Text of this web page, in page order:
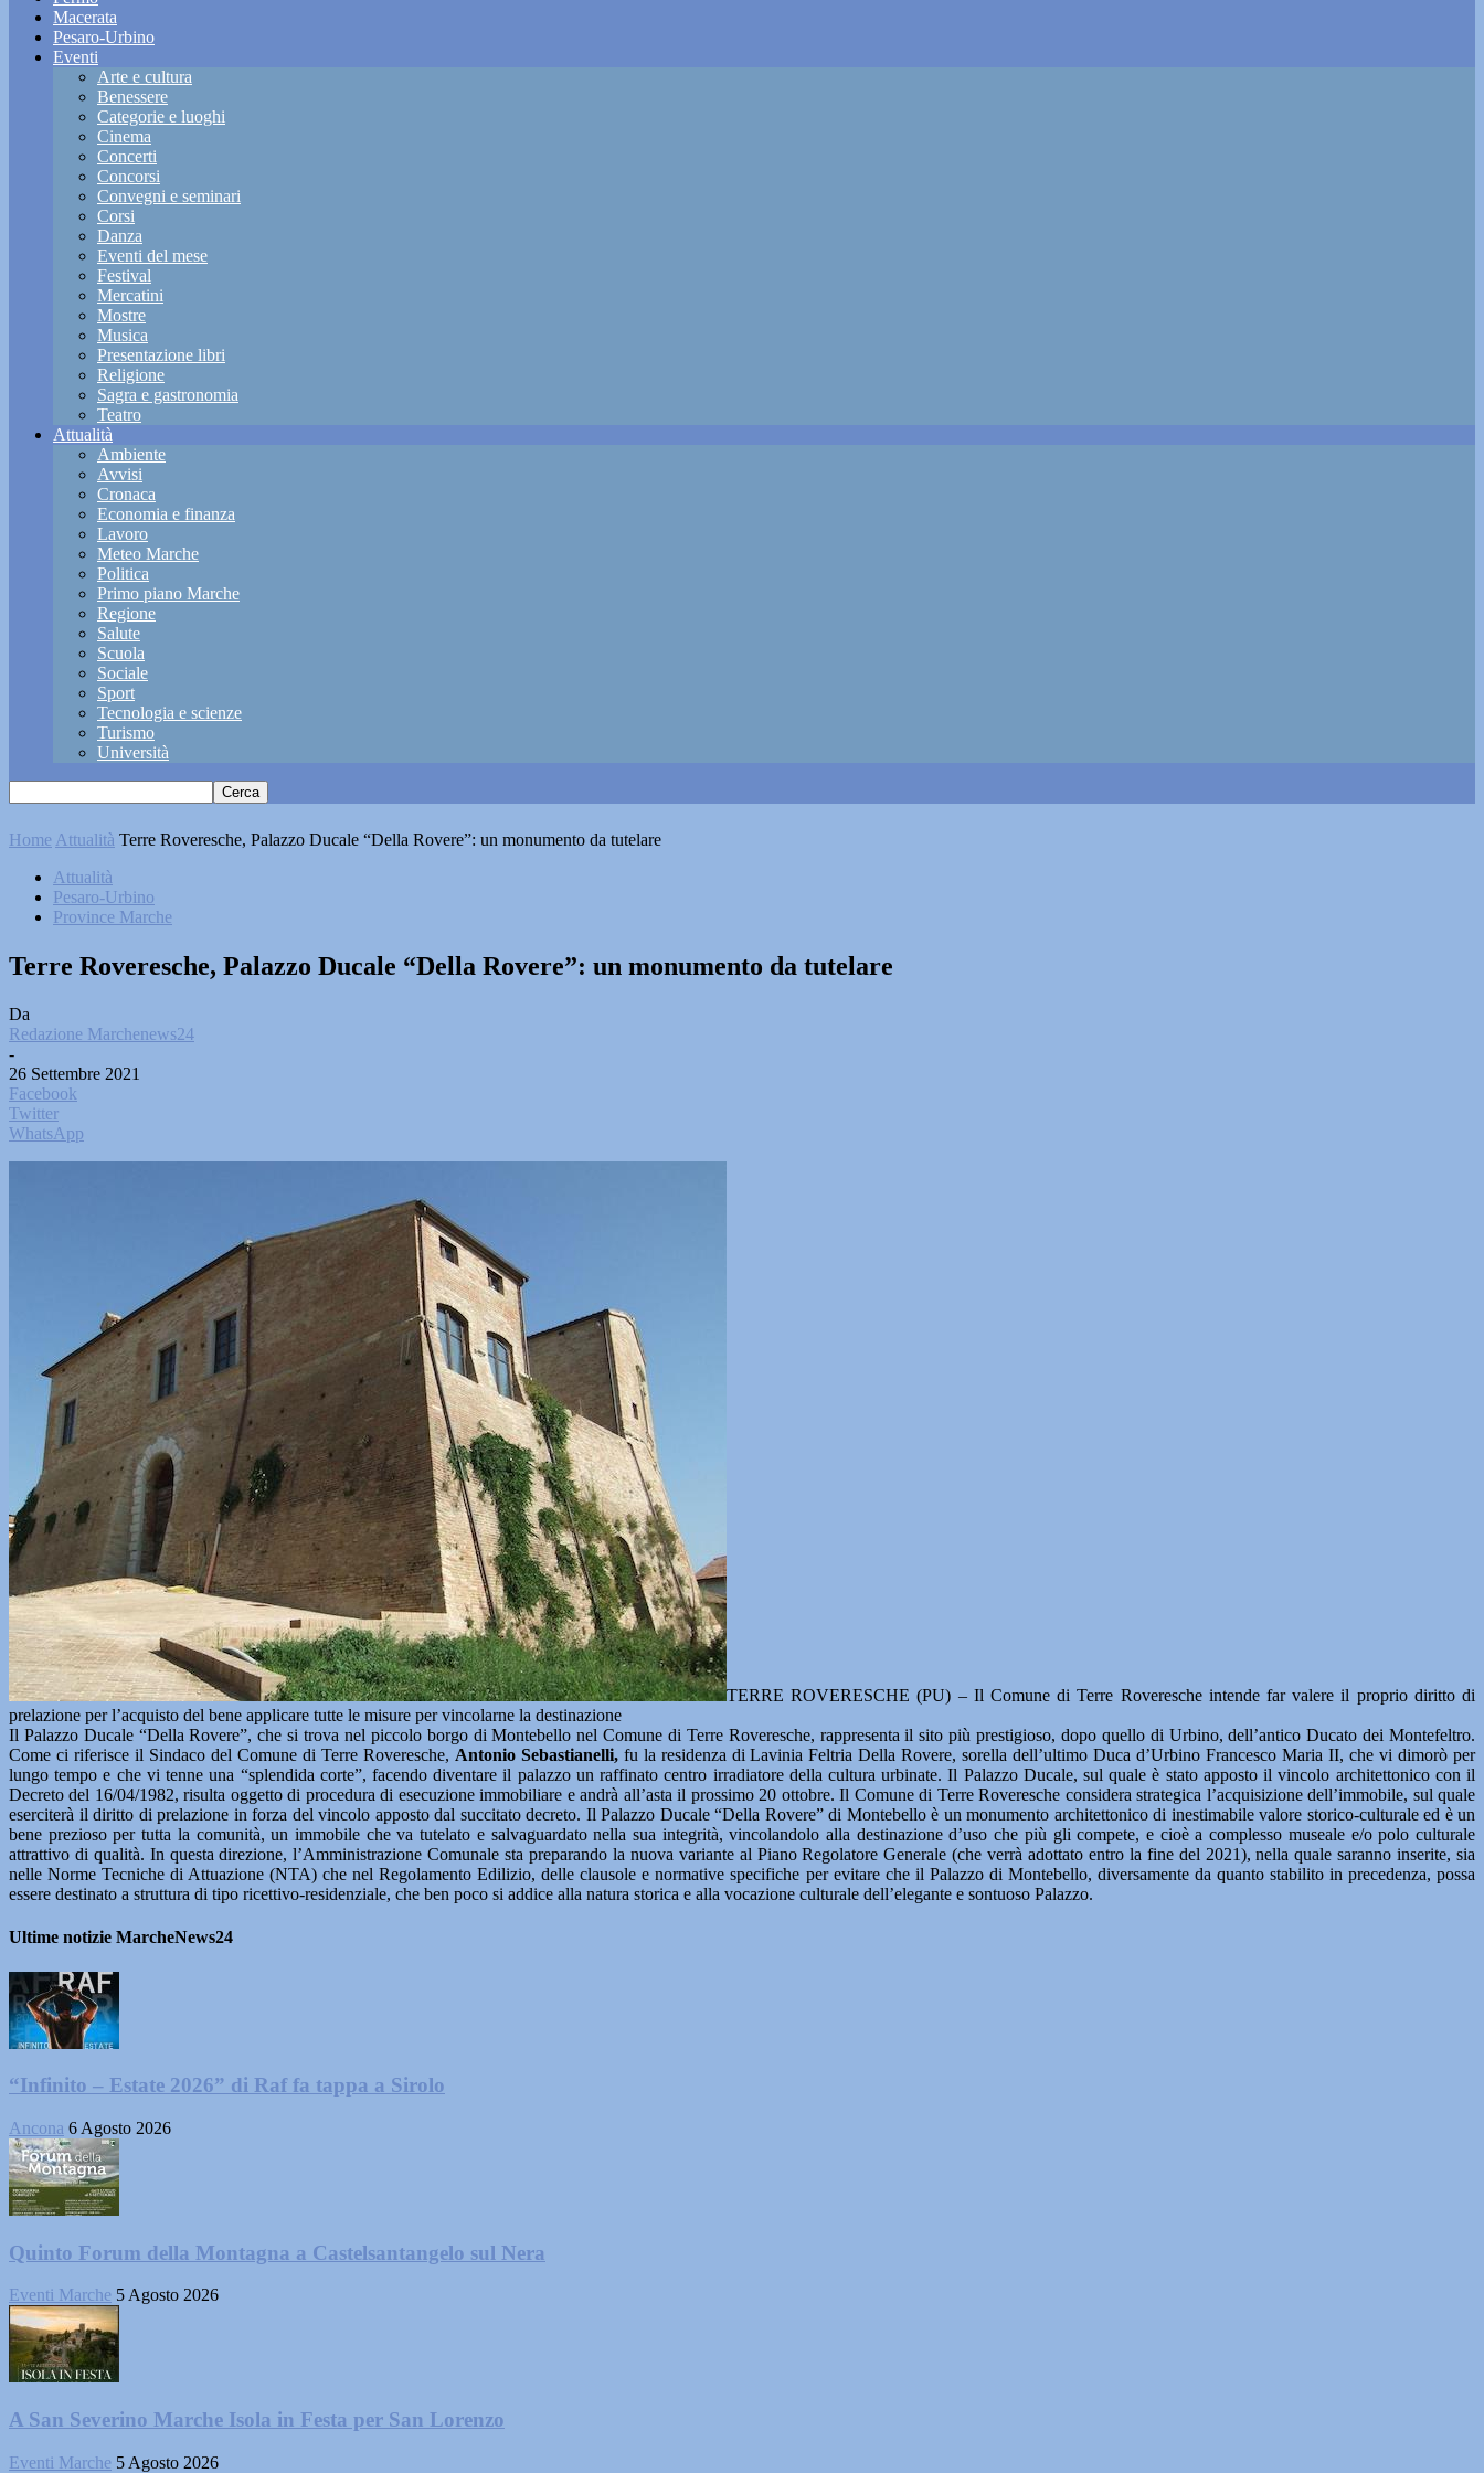
Macerata
Pesaro-Urbino
Eventi
Arte e cultura
Benessere
Categorie e luoghi
Cinema
Concerti
Concorsi
Convegni e seminari
Corsi
Danza
Eventi del mese
Festival
Mercatini
Mostre
Musica
Presentazione libri
Religione
Sagra e gastronomia
Teatro
Attualità
Ambiente
Avvisi
Cronaca
Economia e finanza
Lavoro
Meteo Marche
Politica
Primo piano Marche
Regione
Salute
Scuola
Sociale
Sport
Tecnologia e scienze
Turismo
Università
Home Attualità Terre Roveresche, Palazzo Ducale “Della Rovere”: un monumento da tutelare
Attualità
Pesaro-Urbino
Province Marche
Terre Roveresche, Palazzo Ducale “Della Rovere”: un monumento da tutelare
Da
Redazione Marchenews24
-
26 Settembre 2021
Facebook
Twitter
WhatsApp
TERRE ROVERESCHE (PU) – Il Comune di Terre Roveresche intende far valere il proprio diritto di
prelazione per l’acquisto del bene applicare tutte le misure per vincolarne la destinazione
Il Palazzo Ducale “Della Rovere”, che si trova nel piccolo borgo di Montebello nel Comune di Terre Roveresche, rappresenta il sito più prestigioso, dopo quello di Urbino, dell’antico Ducato dei Montefeltro.
Come ci riferisce il Sindaco del Comune di Terre Roveresche, Antonio Sebastianelli,fu la residenza di Lavinia Feltria Della Rovere, sorella dell’ultimo Duca d’Urbino Francesco Maria II, che vi dimorò per
lungo tempo e che vi tenne una “splendida corte”, facendo diventare il palazzo un raffinato centro irradiatore della cultura urbinate. Il Palazzo Ducale, sul quale è stato apposto il vincolo architettonico con il
Decreto del 16/04/1982, risulta oggetto di procedura di esecuzione immobiliare e andrà all’asta il prossimo 20 ottobre. Il Comune di Terre Roveresche considera strategica l’acquisizione dell’immobile, sul quale
eserciterà il diritto di prelazione in forza del vincolo apposto dal succitato decreto. Il Palazzo Ducale “Della Rovere” di Montebello è un monumento architettonico di inestimabile valore storico-culturale ed è un
bene prezioso per tutta la comunità, un immobile che va tutelato e salvaguardato nella sua integrità, vincolandolo alla destinazione d’uso che più gli compete, e cioè a complesso museale e/o polo culturale
attrattivo di qualità. In questa direzione, l’Amministrazione Comunale sta preparando la nuova variante al Piano Regolatore Generale (che verrà adottato entro la fine del 2021), nella quale saranno inserite, sia
nelle Norme Tecniche di Attuazione (NTA) che nel Regolamento Edilizio, delle clausole e normative specifiche per evitare che il Palazzo di Montebello, diversamente da quanto stabilito in precedenza, possa
essere destinato a struttura di tipo ricettivo-residenziale, che ben poco si addice alla natura storica e alla vocazione culturale dell’elegante e sontuoso Palazzo.
Ultime notizie MarcheNews24
“Infinito – Estate 2026” di Raf fa tappa a Sirolo
Ancona 6 Agosto 2026
Quinto Forum della Montagna a Castelsantangelo sul Nera
Eventi Marche 5 Agosto 2026
A San Severino Marche Isola in Festa per San Lorenzo
Eventi Marche 5 Agosto 2026